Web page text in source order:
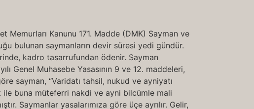
Kanunu 171. Madde (DMK) Sayman ve
bulunan saymanların devir süresi yedi gündür.
kadro tasarrufundan ödenir. Sayman
Genel Muhasebe Yasasının 9 ve 12. maddeleri,
sayman, “Varidatı tahsil, nukud ve ayniyatı
buna müteferri nakdi ve ayni bilcümle mali
Saymanlar yasalarımıza göre üçe ayrılır. Gelir,